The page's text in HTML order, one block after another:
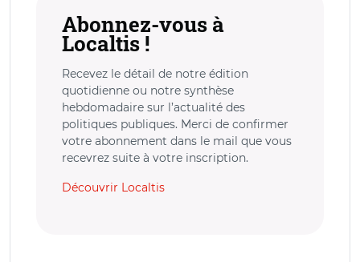
Abonnez-vous à
Localtis !
Recevez le détail de notre édition
quotidienne ou notre synthèse
hebdomadaire sur l’actualité des
politiques publiques. Merci de confirmer
votre abonnement dans le mail que vous
recevrez suite à votre inscription.
Découvrir Localtis